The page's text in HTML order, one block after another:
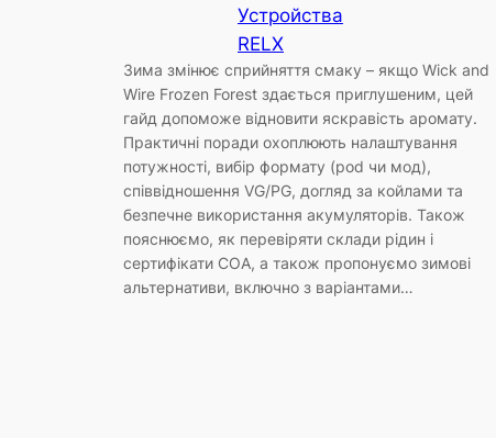
Устройства
RELX
Зима змінює сприйняття смаку – якщо Wick and
Wire Frozen Forest здається приглушеним, цей
гайд допоможе відновити яскравість аромату.
Практичні поради охоплюють налаштування
потужності, вибір формату (pod чи мод),
співвідношення VG/PG, догляд за койлами та
безпечне використання акумуляторів. Також
пояснюємо, як перевіряти склади рідин і
сертифікати COA, а також пропонуємо зимові
альтернативи, включно з варіантами…